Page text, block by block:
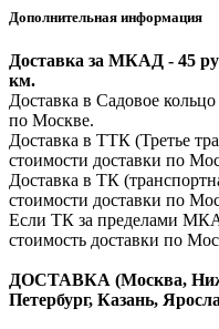
Дополнительная информация
Доставка за МКАД - 45
км.
Доставка в Садовое
по Москве.
Доставка в ТТК (Третье
стоимости доставки по
Доставка в ТК
стоимости доставки по
Если ТК за пределами
стоимость доставки по
ДОСТАВКА (Москва,
Петербург, Казань,